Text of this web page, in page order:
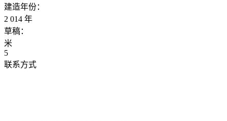
建造年份：
2 014 年
草稿：
米
5
联系方式